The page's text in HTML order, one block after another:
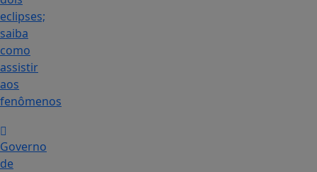
eclipses;
saiba
como
assistir
aos
fenômenos
Governo
de